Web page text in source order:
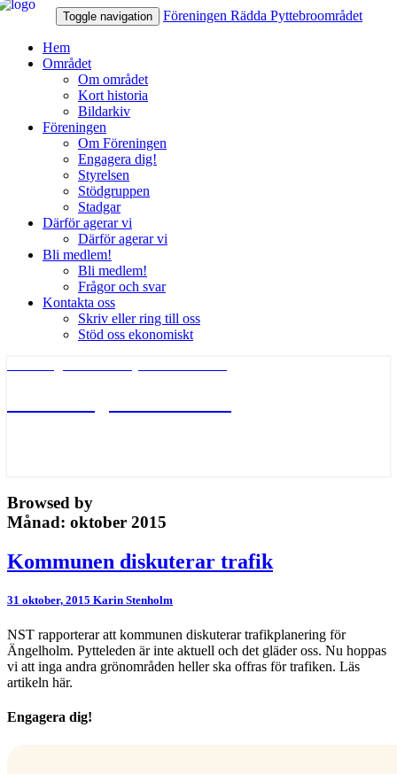
Toggle navigation Föreningen Rädda Pyttebroområdet
Hem
Området
Om området
Kort historia
Bildarkiv
Föreningen
Om Föreningen
Engagera dig!
Styrelsen
Stödgruppen
Stadgar
Därför agerar vi
Därför agerar vi
Bli medlem!
Bli medlem!
Frågor och svar
Kontakta oss
Skriv eller ring till oss
Stöd oss ekonomiskt
Browsed by
Månad: oktober 2015
Kommunen
diskuterar
Kommunen diskuterar trafik
31 oktober, 2015 Karin Stenholm
NST rapporterar att kommunen diskuterar trafikplanering för
Ängelholm. Pytteleden är inte aktuell och det gläder oss. Nu hoppas
vi att inga andra grönområden heller ska offras för trafiken. Läs
artikeln här.
Engagera dig!